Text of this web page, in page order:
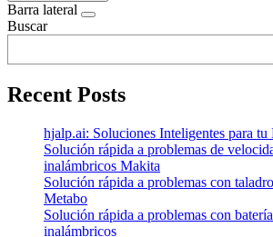
Barra lateral
Buscar
Recent Posts
hjalp.ai: Soluciones Inteligentes para
Solución rápida a problemas de
inalámbricos Makita
Solución rápida a problemas con
Metabo
Solución rápida a problemas con
inalámbricos